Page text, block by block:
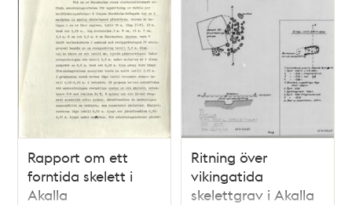
Rapport om ett
forntida skelett i
Akalla
Ritning över
vikingatida
skelettgrav i Akalla